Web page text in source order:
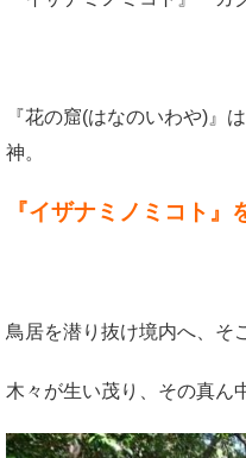
『花の窟(はなのいわや)』
神。
『イザナミノミコト』
鳥居を潜り抜け境内へ、そ
木々が生い茂り、その真ん